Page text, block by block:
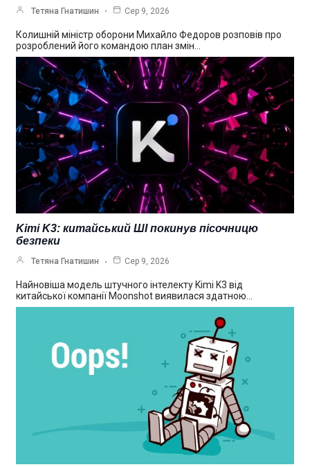
Тетяна Гнатишин Сер 9, 2026
Колишній міністр оборони Михайло Федоров розповів про
розроблений його командою план змін…
Kimi K3: китайський ШІ покинув пісочницю
безпеки
Тетяна Гнатишин Сер 9, 2026
Найновіша модель штучного інтелекту Kimi K3 від
китайської компанії Moonshot виявилася здатною…